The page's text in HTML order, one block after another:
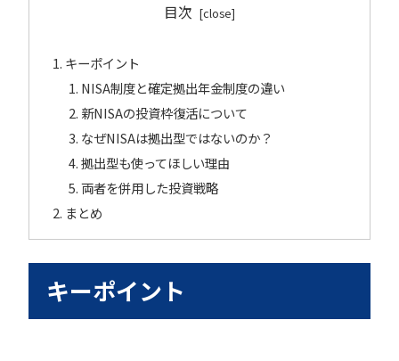
目次
キーポイント
NISA制度と確定拠出年金制度の違い
新NISAの投資枠復活について
なぜNISAは拠出型ではないのか？
拠出型も使ってほしい理由
両者を併用した投資戦略
まとめ
キーポイント